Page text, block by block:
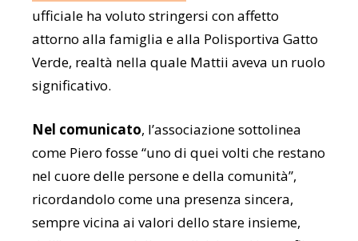
ufficiale ha voluto stringersi con affetto
attorno alla famiglia e alla Polisportiva Gatto
Verde, realtà nella quale Mattii aveva un ruolo
significativo.
Nel comunicato, l’associazione sottolinea
come Piero fosse “uno di quei volti che restano
nel cuore delle persone e della comunità”,
ricordandolo come una presenza sincera,
sempre vicina ai valori dello stare insieme,